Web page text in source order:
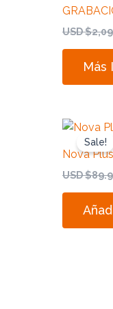
USD $
Más
Sale!
Nova
USD $